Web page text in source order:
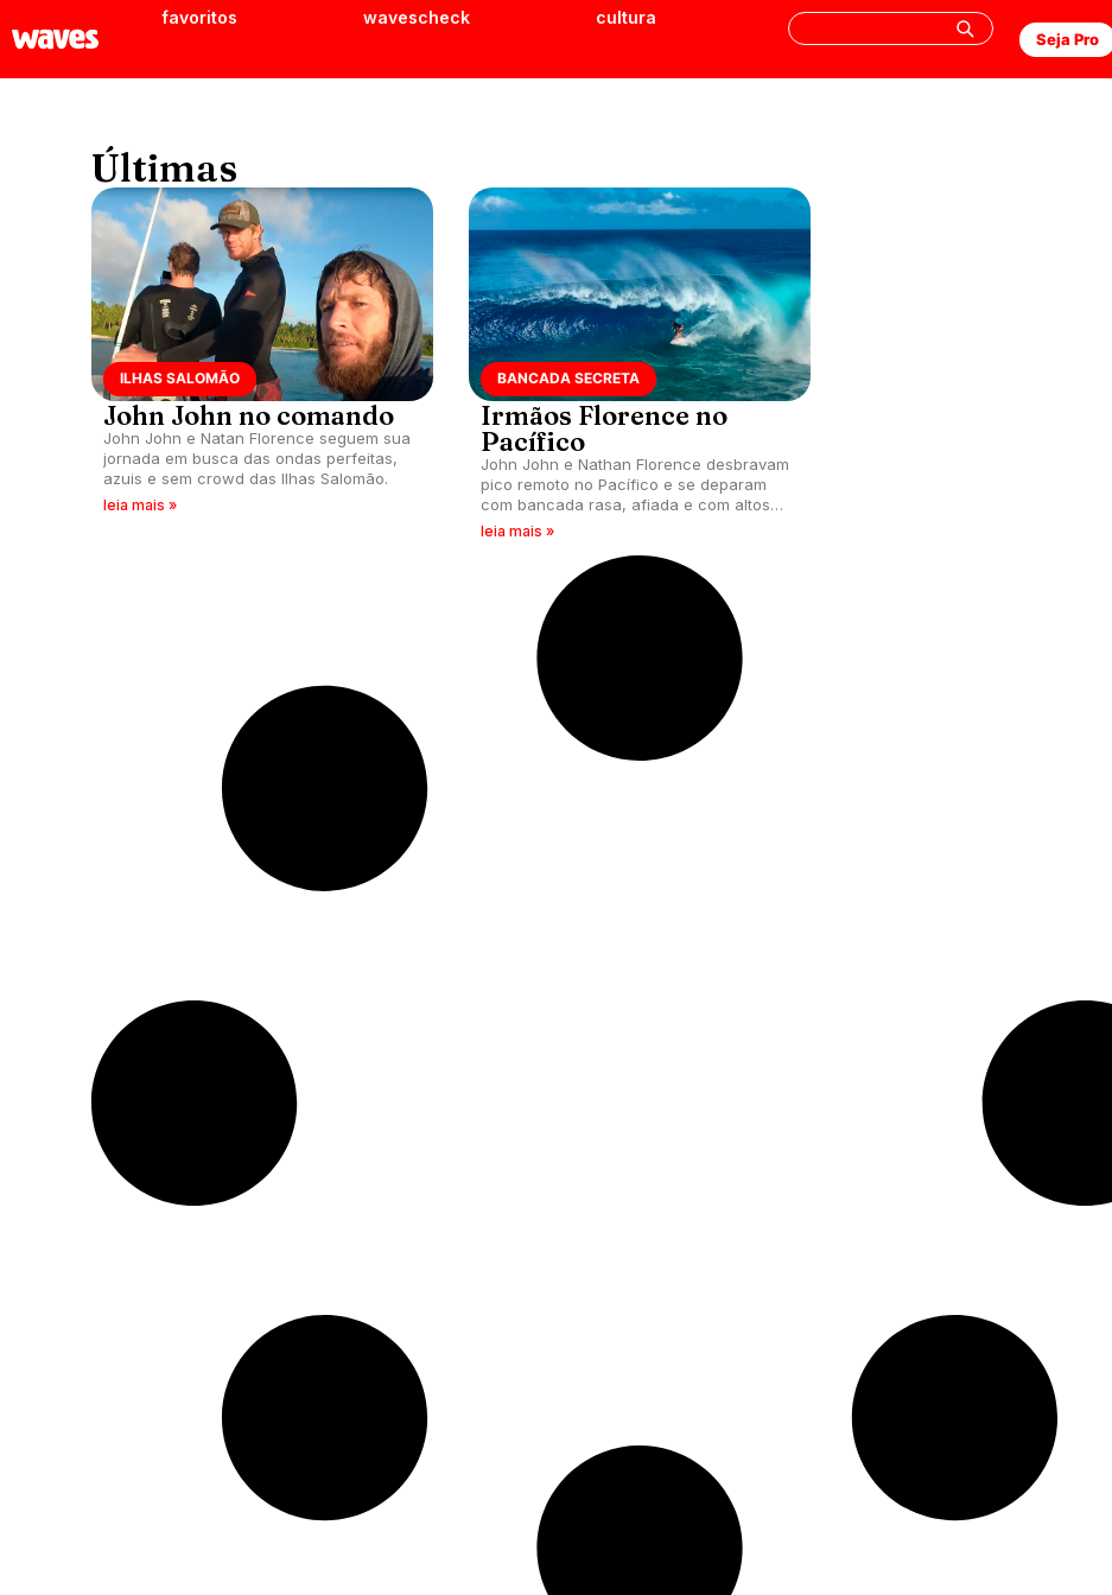
favoritos wavescheck cultura
Seja Pro
Últimas
ILHAS SALOMÃO
John John no comando
John John e Natan Florence seguem sua
jornada em busca das ondas perfeitas,
azuis e sem crowd das Ilhas Salomão.
leia mais »
BANCADA SECRETA
Irmãos Florence no
Pacífico
John John e Nathan Florence desbravam
pico remoto no Pacífico e se deparam
com bancada rasa, afiada e com altos
tubos.
leia mais »